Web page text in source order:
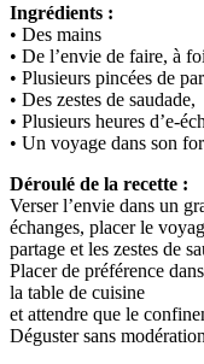
Ingrédients :
• Des mains
• De l’envie de faire, à
• Plusieurs pincées de
• Des zestes de saudade,
• Plusieurs heures d’e-
• Un voyage dans son
Déroulé de la recette :
Verser l’envie dans un
échanges, placer le
partage et les zestes de
Placer de préférence
la table de cuisine
et attendre que le
Déguster sans